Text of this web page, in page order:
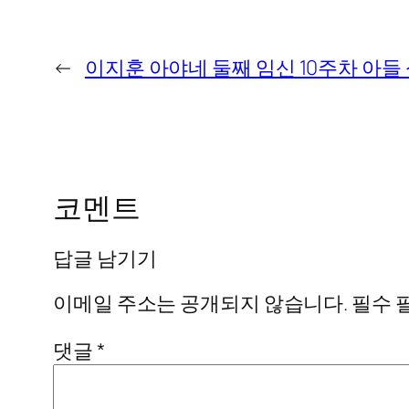
← 이지훈 아야네 둘째 임신 10주차 아들
코멘트
답글 남기기
이메일 주소는 공개되지 않습니다. 필수
댓글*